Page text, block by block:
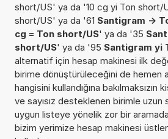
short/US' ya da '10 cg yi Ton short/
short/US' ya da '61 Santigram ->
cg = Ton short/US' ya da '35
short/US' ya da '95 Santigram yi
alternatif için hesap makinesi ilk
birime dönüştürüleceğini de hemen
hangisini kullandığına
ve sayısız desteklenen birimle
uygun listeye yönelik zor bir
bizim yerimize hesap makinesi